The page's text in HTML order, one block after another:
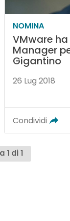
NOMINA
VMware
Manager
Gigantino
26 Lug 2018
Condividi
1 di 1